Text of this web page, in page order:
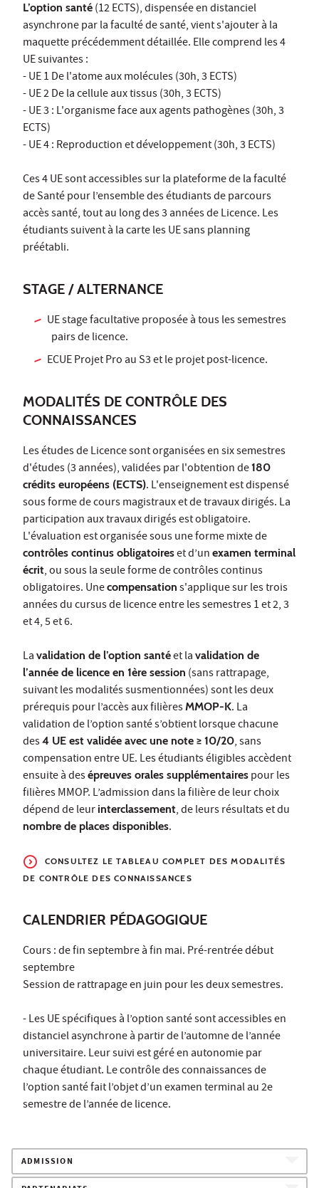
L’option santé (12 ECTS), dispensée en distanciel
asynchrone par la faculté de santé, vient s'ajouter à la
maquette précédemment détaillée. Elle comprend les 4
UE suivantes :
- UE 1 De l'atome aux molécules (30h, 3 ECTS)
- UE 2 De la cellule aux tissus (30h, 3 ECTS)
- UE 3 : L'organisme face aux agents pathogènes (30h, 3
ECTS)
- UE 4 : Reproduction et développement (30h, 3 ECTS)
Ces 4 UE sont accessibles sur la plateforme de la faculté
de Santé pour l’ensemble des étudiants de parcours
accès santé, tout au long des 3 années de Licence. Les
étudiants suivent à la carte les UE sans planning
préétabli.
STAGE / ALTERNANCE
UE stage facultative proposée à tous les semestres
pairs de licence.
ECUE Projet Pro au S3 et le projet post-licence.
MODALITÉS DE CONTRÔLE DES
CONNAISSANCES
Les études de Licence sont organisées en six semestres
d'études (3 années), validées par l'obtention de180
crédits européens (ECTS). L'enseignement est dispensé
sous forme de cours magistraux et de travaux dirigés. La
participation aux travaux dirigés est obligatoire.
L'évaluation est organisée sous une forme mixte de
contrôles continus obligatoireset d’un examen terminal
écrit, ou sous la seule forme de contrôles continus
obligatoires. Unecompensation s'applique sur les trois
années du cursus de licence entre les semestres 1 et 2, 3
et 4, 5 et 6.
La validation de l’option santéet la validation de
l’année de licence en 1ère session (sans rattrapage,
suivant les modalités susmentionnées) sont les deux
prérequis pour l’accès aux filièresMMOP-K. La
validation de l’option santé s’obtient lorsque chacune
des4 UE est validée avec une note ≥ 10/20, sans
compensation entre UE. Les étudiants éligibles accèdent
ensuite à desépreuves orales supplémentaires pour les
filières MMOP. L’admission dans la filière de leur choix
dépend de leur interclassement, de leurs résultats et du
nombre de places disponibles.
CONSULTEZ LE TABLEAU COMPLET DES MODALITÉS
DE CONTRÔLE DES CONNAISSANCES
CALENDRIER PÉDAGOGIQUE
Cours : de fin septembre à fin mai. Pré-rentrée début
septembre
Session de rattrapage en juin pour les deux semestres.
- Les UE spécifiques à l’option santé sont accessibles en
distanciel asynchrone à partir de l’automne de l’année
universitaire. Leur suivi est géré en autonomie par
chaque étudiant. Le contrôle des connaissances de
l’option santé fait l’objet d’un examen terminal au 2e
semestre de l’année de licence.
ADMISSION